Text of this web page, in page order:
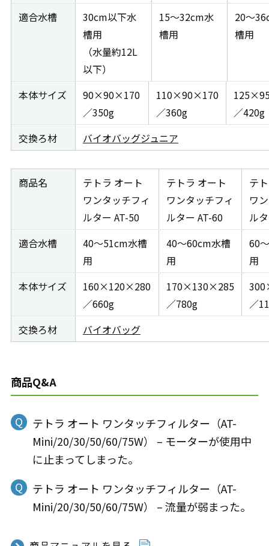
適合水槽
30cm以下水
槽用
（水量約12L
以下）
15～32cm水
槽用
20～
槽用
本体サイズ
90×90×170
／350g
110×90×170
／360g
／420g
交換ろ材
バイオバッグジュニア
商品名
テトラ オート
ワンタッチフィ
ルター AT-50
テトラ オート
ワンタッチフィ
ルター AT-60
テ
ワ
ル
適合水槽
40～51cm水槽
用
40～60cm水槽
用
60
用
本体サイズ
160×120×280
／660g
170×130×285
／780g
／
交換ろ材
バイオバッグ
商品Q&A
テトラ オート ワンタッチフィルター（AT-
Mini/20/30/50/60/75W） – モーターが使用中
に止まってしまった。
テトラ オート ワンタッチフィルター（AT-
Mini/20/30/50/60/75W） – 流量が弱まった。